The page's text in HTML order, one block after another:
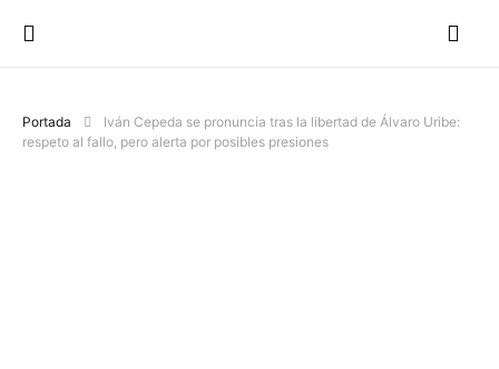
Portada
Iván Cepeda se pronuncia tras la libertad de Álvaro Uribe:
respeto al fallo, pero alerta por posibles presiones